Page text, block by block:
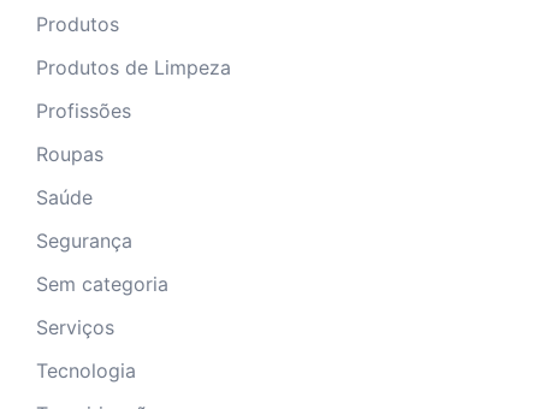
Produtos
Produtos de Limpeza
Profissões
Roupas
Saúde
Segurança
Sem categoria
Serviços
Tecnologia